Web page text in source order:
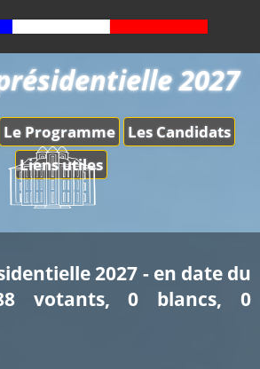
Le Programme
Les Candidats
Liens utiles
2027
2027 - en date du
votants, 0 blancs, 0